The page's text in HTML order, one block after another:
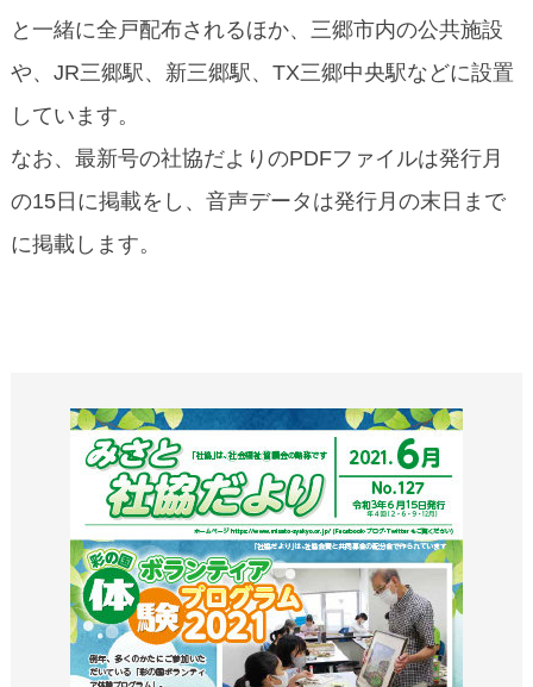
と一緒に全戸配布されるほか、三郷市内の公共施設
や、JR三郷駅、新三郷駅、TX三郷中央駅などに設置
しています。
なお、最新号の社協だよりのPDFファイルは発行月
の15日に掲載をし、音声データは発行月の末日まで
に掲載します。